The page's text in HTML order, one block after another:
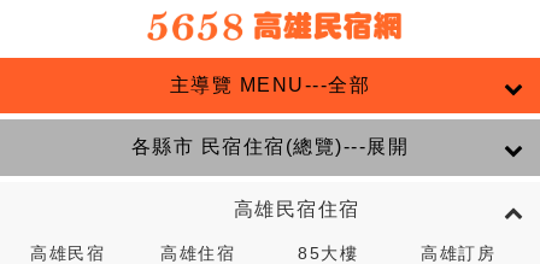
主導覽 MENU---全部
各縣市 民宿住宿(總覽)---展開
高雄民宿住宿
高雄民宿 高雄住宿 85大樓 高雄訂房